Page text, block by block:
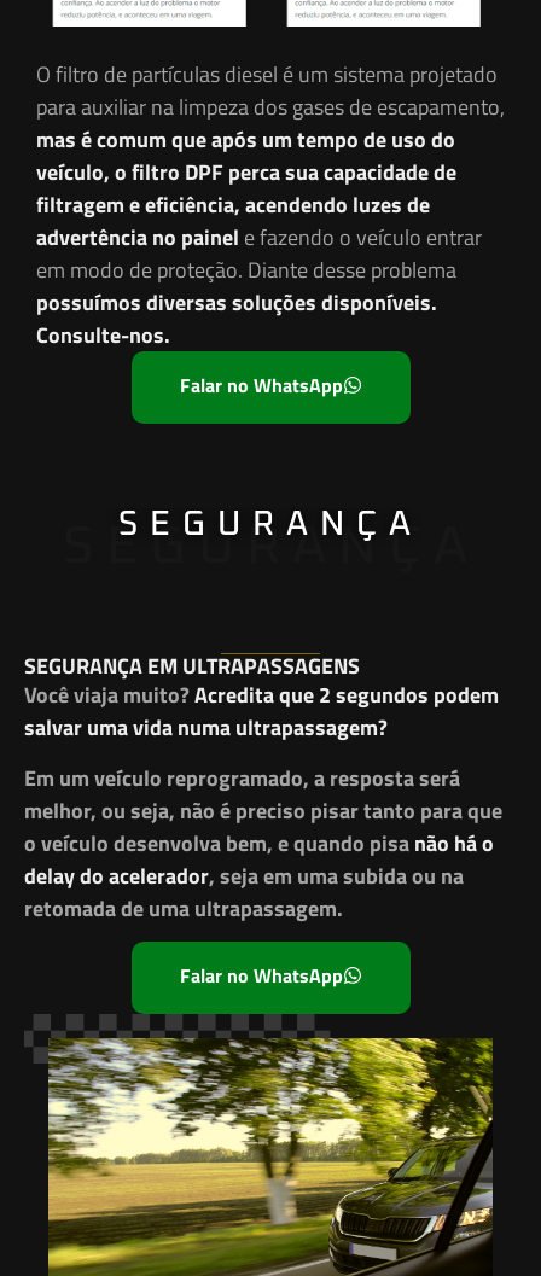
O filtro de partículas diesel é um sistema projetado
para auxiliar na limpeza dos gases de escapamento,
mas é comum que após um tempo de uso do
veículo, o filtro DPF perca sua capacidade de
filtragem e eficiência, acendendo luzes de
advertência no painel e fazendo o veículo entrar
em modo de proteção. Diante desse problema
possuímos diversas soluções disponíveis.
Consulte-nos.
Falar no WhatsApp
SEGURANÇA
SEGURANÇA
SEGURANÇA EM ULTRAPASSAGENS
Você viaja muito?Acredita que 2 segundos podem
salvar uma vida numa ultrapassagem?
Em um veículo reprogramado, a resposta será
melhor, ou seja, não é preciso pisar tanto para que
o veículo desenvolva bem, e quando pisanão há o
delay do acelerador, seja em uma subida ou na
retomada de uma ultrapassagem.
Falar no WhatsApp